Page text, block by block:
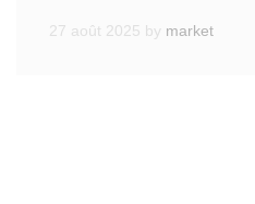
27 août 2025 by market